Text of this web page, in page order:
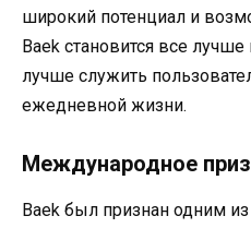
широкий потенциал и
Baek становится все
лучше служить
ежедневной жизни.
Международное
Baek был признан одним